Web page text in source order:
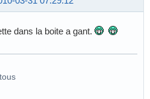
dans la boite a gant.